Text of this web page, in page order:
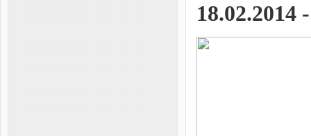
18.02.2014